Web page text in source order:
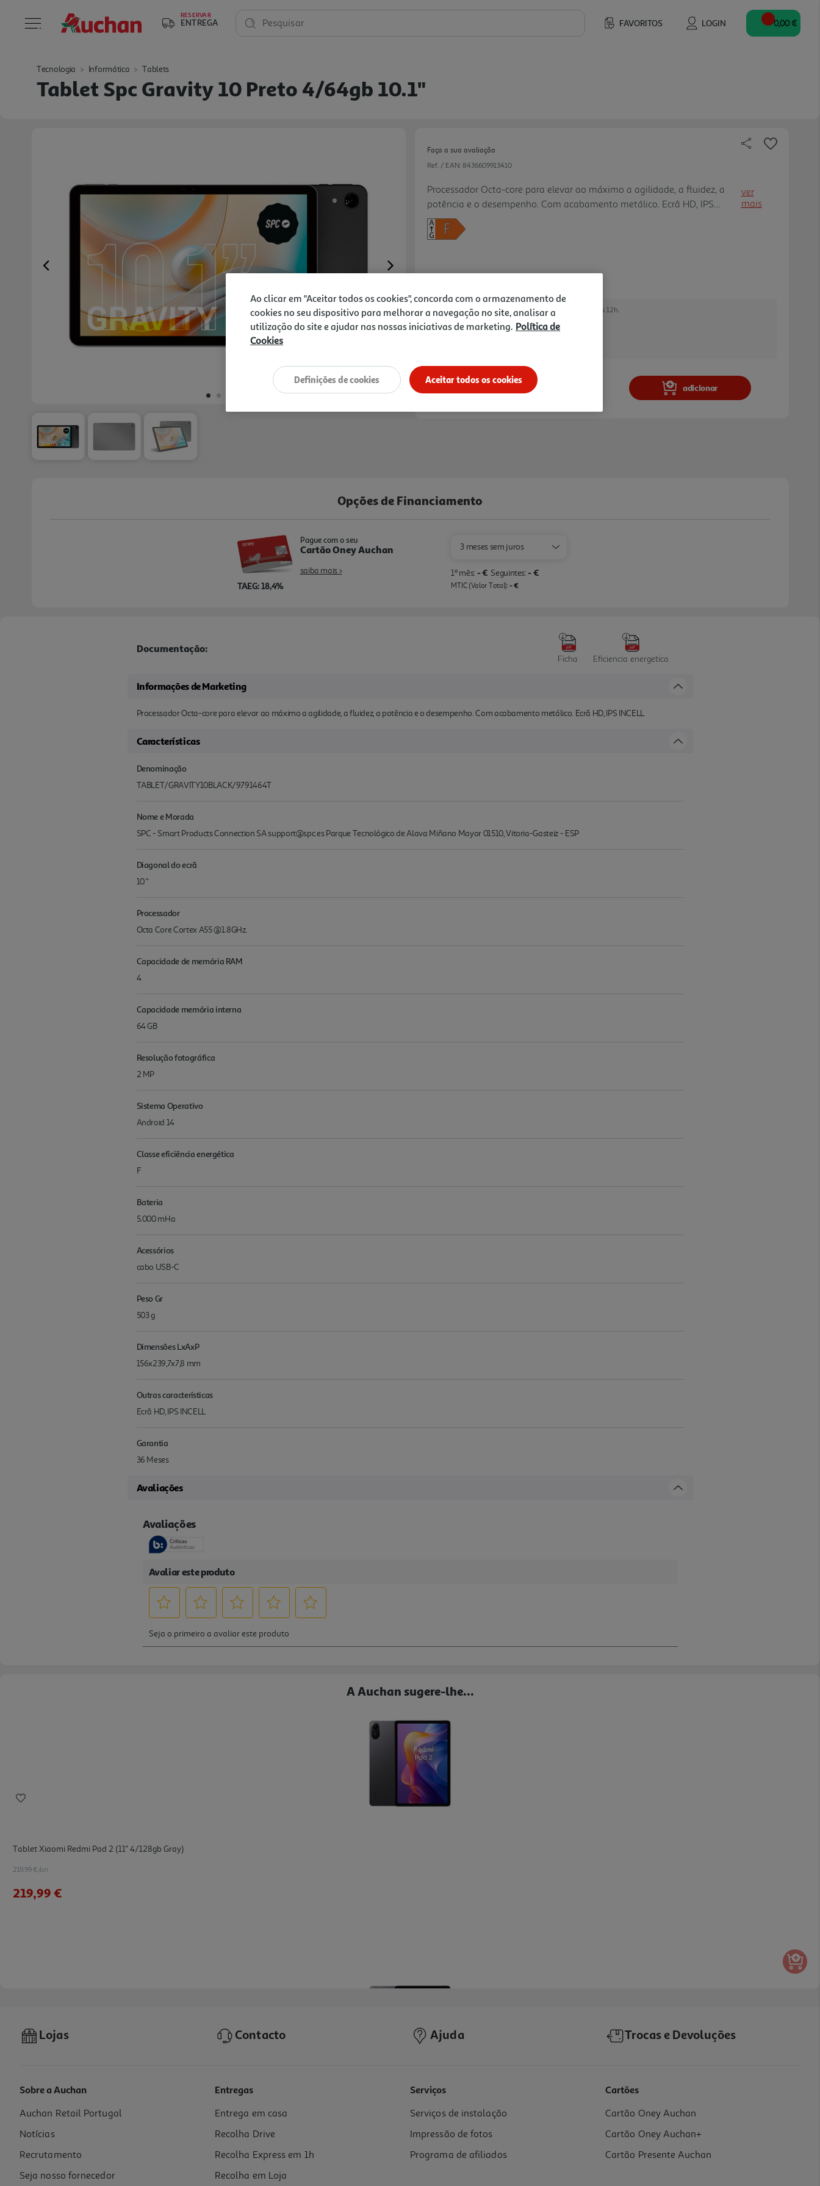
RESERVAR
ENTREGA FAVORITOS LOGIN
Pesquisar 0,00 €
Tecnologia Informática Tablets
Tablet Spc Gravity 10 Preto 4/64gb 10.1"
Previous Next
Faça a sua avaliação
Ref. / EAN: 8436609913410
Processador Octa-core para elevar ao máximo a agilidade, a fluidez, a
potência e o desempenho. Com acabamento metálico. Ecrã HD, IPS
INCELL
ver
mais
Receba em casa a 11/08/2026 , se encomendar até às 12h.
1h
Recolha em loja Express*
3h Recolha Drive*
adicionar
Opções de Financiamento
TAEG: 18,4%
Pague com o seu
Cartão Oney Auchan
saiba mais >
3 meses sem juros
1º mês: - € Seguintes: - €
MTIC (Valor Total):- €
Documentação:
Ficha Eficiencia energetica
Informações de Marketing
Processador Octa-core para elevar ao máximo a agilidade, a fluidez, a potência e o desempenho. Com acabamento metálico. Ecrã HD, IPS INCELL
Características
Denominação
TABLET/GRAVITY10BLACK/9791464T
Nome e Morada
SPC - Smart Products Connection SA support@spc.es Parque Tecnológico de Alava Miñano Mayor 01510, Vitoria-Gasteiz - ESP
Diagonal do ecrã
10 "
Processador
Octa Core Cortex A55 @1.8GHz.
Capacidade de memória RAM
4
Capacidade memória interna
64 GB
Resolução fotográfica
2 MP
Sistema Operativo
Android 14
Classe eficiência energética
F
Bateria
5.000 mHa
Acessórios
cabo USB-C
Peso Gr
503 g
Dimensões LxAxP
156x239,7x7,8 mm
Outras características
Ecrã HD, IPS INCELL
Garantia
36 Meses
Avaliações
A Auchan sugere-lhe...
Tablet Xiaomi Redmi Pad 2 (11'' 4/128gb Gray)
219.99 €/un
219,99 €
Tablet Xiaomi Redmi Pad 2 (11'' 8/256gb Gray)
259.99 €/un
259,99 €
Lojas Contacto Ajuda Trocas e Devoluções
Sobre a Auchan
Auchan Retail Portugal
Notícias
Recrutamento
Seja nosso fornecedor
Entregas
Entrega em casa
Recolha Drive
Recolha Express em 1h
Recolha em Loja
Serviços
Serviços de instalação
Impressão de fotos
Programa de afiliados
Cartões
Cartão Oney Auchan
Cartão Oney Auchan+
Cartão Presente Auchan
Ao clicar em "Aceitar todos os cookies", concorda com o armazenamento de
cookies no seu dispositivo para melhorar a navegação no site, analisar a
utilização do site e ajudar nas nossas iniciativas de marketing. Política de
Cookies
Aceitar todos os cookies
Definições de cookies